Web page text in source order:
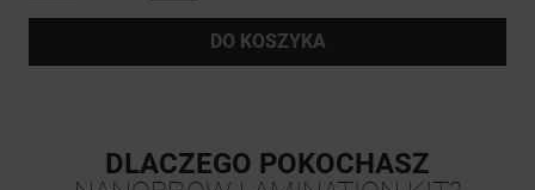
DO KOSZYKA
DLACZEGO POKOCHASZ